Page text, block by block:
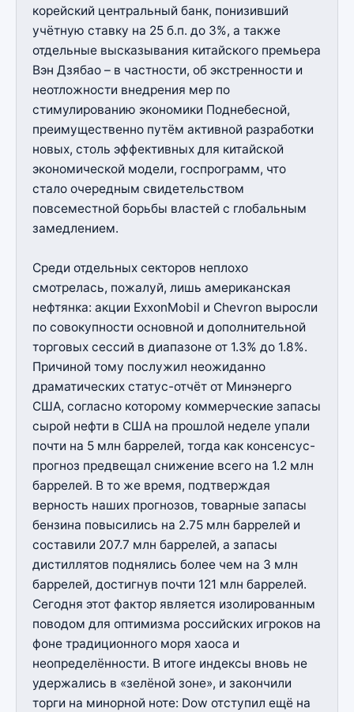
корейский центральный банк, понизивший
учётную ставку на 25 б.п. до 3%, а также
отдельные высказывания китайского премьера
Вэн Дзябао – в частности, об экстренности и
неотложности внедрения мер по
стимулированию экономики Поднебесной,
преимущественно путём активной разработки
новых, столь эффективных для китайской
экономической модели, госпрограмм, что
стало очередным свидетельством
повсеместной борьбы властей с глобальным
замедлением.
Среди отдельных секторов неплохо
смотрелась, пожалуй, лишь американская
нефтянка: акции ExxonMobil и Chevron выросли
по совокупности основной и дополнительной
торговых сессий в диапазоне от 1.3% до 1.8%.
Причиной тому послужил неожиданно
драматических статус-отчёт от Минэнерго
США, согласно которому коммерческие запасы
сырой нефти в США на прошлой неделе упали
почти на 5 млн баррелей, тогда как консенсус-
прогноз предвещал снижение всего на 1.2 млн
баррелей. В то же время, подтверждая
верность наших прогнозов, товарные запасы
бензина повысились на 2.75 млн баррелей и
составили 207.7 млн баррелей, а запасы
дистиллятов поднялись более чем на 3 млн
баррелей, достигнув почти 121 млн баррелей.
Сегодня этот фактор является изолированным
поводом для оптимизма российских игроков на
фоне традиционного моря хаоса и
неопределённости. В итоге индексы вновь не
удержались в «зелёной зоне», и закончили
торги на минорной ноте: Dow отступил ещё на